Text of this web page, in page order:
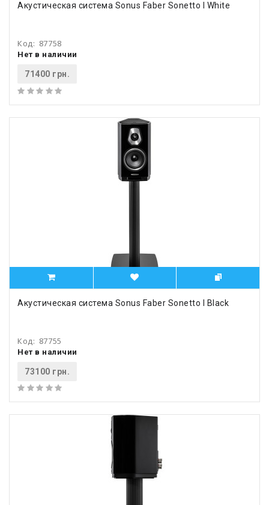
Акустическая система Sonus Faber Sonetto I White
Код: 87758
Нет в наличии
71400 грн.
Акустическая система Sonus Faber Sonetto I Black
Код: 87755
Нет в наличии
73100 грн.